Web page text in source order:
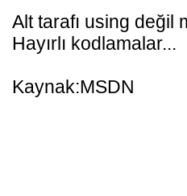
Alt tarafı using değil
Hayırlı kodlamalar...
Kaynak:MSDN